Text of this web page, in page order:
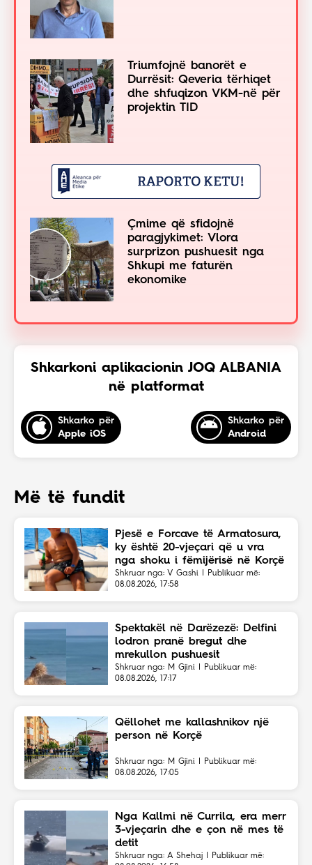
Triumfojnë banorët e
Durrësit: Qeveria tërhiqet
dhe shfuqizon VKM-në për
projektin TID
Çmime që sfidojnë
paragjykimet: Vlora
surprizon pushuesit nga
Shkupi me faturën
ekonomike
Shkarkoni aplikacionin JOQ ALBANIA
në platformat
Shkarko për
Apple iOS
Shkarko për
Android
Më të fundit
Pjesë e Forcave të Armatosura,
ky është 20-vjeçari që u vra
nga shoku i fëmijërisë në Korçë
Shkruar nga: V Gashi | Publikuar më:
08.08.2026, 17:58
Spektakël në Darëzezë: Delfini
lodron pranë bregut dhe
mrekullon pushuesit
Shkruar nga: M Gjini | Publikuar më:
08.08.2026, 17:17
Qëllohet me kallashnikov një
person në Korçë
Shkruar nga: M Gjini | Publikuar më:
08.08.2026, 17:05
Nga Kallmi në Currila, era merr
3-vjeçarin dhe e çon në mes të
detit
Shkruar nga: A Shehaj | Publikuar më: